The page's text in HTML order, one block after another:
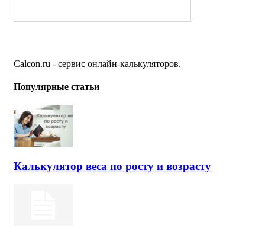
Calcon.ru - сервис онлайн-калькуляторов.
Популярные статьи
Калькулятор веса по росту и возрасту